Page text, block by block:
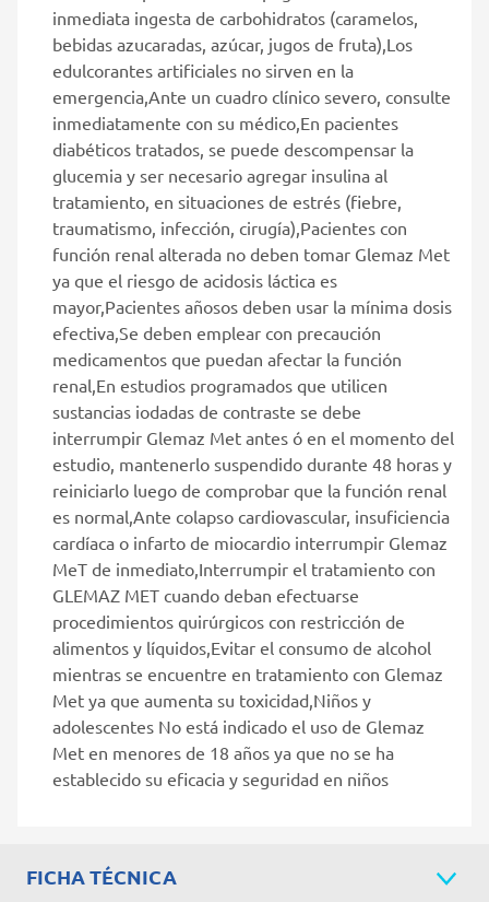
inmediata ingesta de carbohidratos (caramelos,
bebidas azucaradas, azúcar, jugos de fruta),Los
edulcorantes artificiales no sirven en la
emergencia,Ante un cuadro clínico severo, consulte
inmediatamente con su médico,En pacientes
diabéticos tratados, se puede descompensar la
glucemia y ser necesario agregar insulina al
tratamiento, en situaciones de estrés (fiebre,
traumatismo, infección, cirugía),Pacientes con
función renal alterada no deben tomar Glemaz Met
ya que el riesgo de acidosis láctica es
mayor,Pacientes añosos deben usar la mínima dosis
efectiva,Se deben emplear con precaución
medicamentos que puedan afectar la función
renal,En estudios programados que utilicen
sustancias iodadas de contraste se debe
interrumpir Glemaz Met antes ó en el momento del
estudio, mantenerlo suspendido durante 48 horas y
reiniciarlo luego de comprobar que la función renal
es normal,Ante colapso cardiovascular, insuficiencia
cardíaca o infarto de miocardio interrumpir Glemaz
MeT de inmediato,Interrumpir el tratamiento con
GLEMAZ MET cuando deban efectuarse
procedimientos quirúrgicos con restricción de
alimentos y líquidos,Evitar el consumo de alcohol
mientras se encuentre en tratamiento con Glemaz
Met ya que aumenta su toxicidad,Niños y
adolescentes No está indicado el uso de Glemaz
Met en menores de 18 años ya que no se ha
establecido su eficacia y seguridad en niños
FICHA TÉCNICA